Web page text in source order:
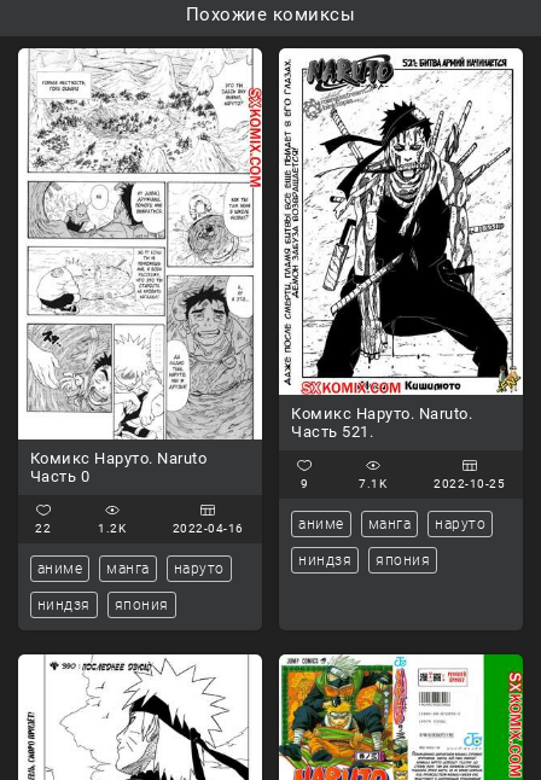
Похожие комиксы
Комикс Наруто. Naruto
Часть 0
22 1.2K 2022-04-16
аниме манга наруто
ниндзя япония
Комикс Наруто. Naruto.
Часть 521.
9 7.1K 2022-10-25
аниме манга наруто
ниндзя япония